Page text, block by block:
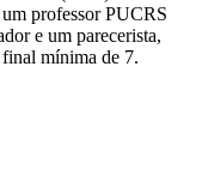
professor PUCRS
e um parecerista,
final mínima de 7.